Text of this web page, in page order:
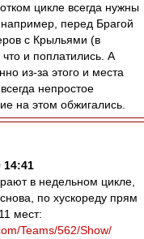
цикле всегда нужны
перед Брагой
с Крыльями (в
и поплатились. А
из-за этого и места
непростое
на этом обжигались.
14:41
в недельном цикле,
по хускореду прям
мест:
Teams/562/Show/